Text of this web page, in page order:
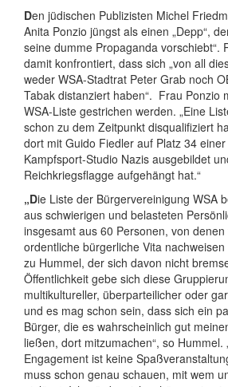
Den jüdischen Publizisten Michel
Anita Ponzio jüngst als einen „Depp“,
seine dumme Propaganda vorschiebt“.
damit konfrontiert, dass sich „von all
weder WSA-Stadtrat Peter Grab noch
Tabak distanziert haben“. Frau Ponzio
WSA-Liste gestrichen werden. „Eine
schon zu dem Zeitpunkt disqualifiziert
dort mit Guido Fiedler auf Platz 34
Kampfsport-Studio Nazis ausgebildet
Reichkriegsflagge aufgehängt hat.“
„Die Liste der Bürgervereinigung WSA
aus schwierigen und belasteten
insgesamt aus 60 Personen, von
ordentliche bürgerliche Vita nachweisen
zu Hummel, der sich davon nicht
Öffentlichkeit gebe sich diese
multikultureller, überparteilicher oder
und es mag schon sein, dass sich ein
Bürger, die es wahrscheinlich gut
ließen, dort mitzumachen“, so Hummel.
Engagement ist keine
muss schon genau schauen, mit wem